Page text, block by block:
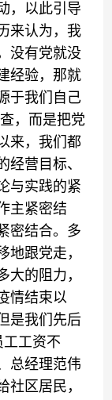
，以此引导
来认为，我
没有党就没
经验，那就
于我们自己
，而是把党
来，我们都
经营目标、
与实践的紧
主紧密结
密结合。多
地跟党走，
大的阻力，
情结束以
是我们先后
工资不
总经理范伟
社区居民，